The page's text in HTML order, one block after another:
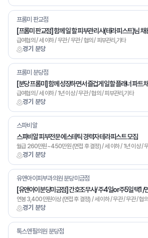
경기 분당
프롬미 판교점
[프롬미 판교점] 함께 일 할 피부관리사(테라피스트)님 채
급여협의 / 세 이하 / 무관 / 무관 / 협의 / 피부관리,기타
경기 분당
프롬미 분당점
[분당 프롬미] 함께 성장하면서 즐겁게 일할 플래너 파트
급여협의 / 세 이하 / 1년 이상 / 무관 / 협의 / 피부관리,기타
경기 분당
스파비알
스파비알 피부전문 에스테틱 경력자 테라피스트 모집
경기 분당
유앤아이피부과의원 분당미금점
[유앤아이분당미금점] 간호조무사/ 주4일or주5일 택
연봉 3,400만원이상 (면접 후 결정) / 세 이하 / 무관 / 무관 / 협
톡스앤필의원 분당점